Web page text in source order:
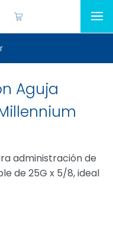
Aguja
administración de
de 25G x 5/8, ideal